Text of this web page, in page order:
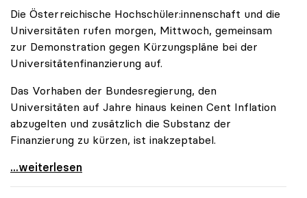
Die Österreichische Hochschüler:innenschaft und die
Universitäten rufen morgen, Mittwoch, gemeinsam
zur Demonstration gegen Kürzungspläne bei der
Universitätenfinanzierung auf.
Das Vorhaben der Bundesregierung, den
Universitäten auf Jahre hinaus keinen Cent Inflation
abzugelten und zusätzlich die Substanz der
Finanzierung zu kürzen, ist inakzeptabel.
#UnisRetten Warum es sich zu demonstrieren lohnt
...weiterlesen